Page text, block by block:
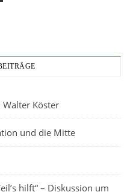
Köster
und die Mitte
hilft“ – Diskussion um